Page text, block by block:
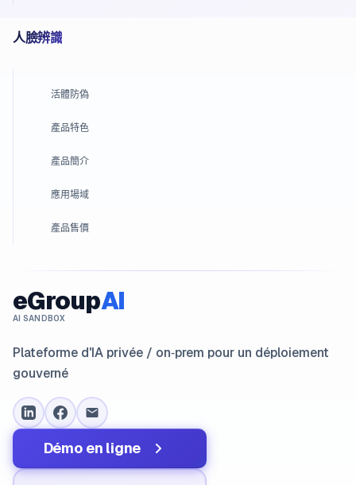
人臉辨識
活體防偽
產品特色
產品簡介
應用場域
產品售價
eGroupAI
AI SANDBOX
Plateforme d'IA privée / on‑prem pour un déploiement
gouverné
Démo en ligne